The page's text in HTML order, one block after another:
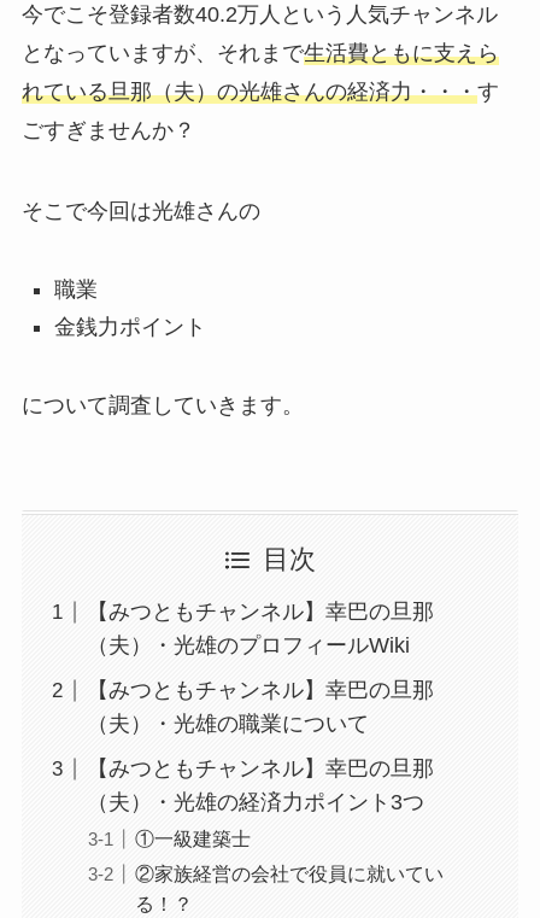
今でこそ登録者数40.2万人という人気チャンネル
となっていますが、それまで生活費ともに支えら
れている旦那（夫）の光雄さんの経済力・・・す
ごすぎませんか？
そこで今回は光雄さんの
職業
金銭力ポイント
について調査していきます。
目次
【みつともチャンネル】幸巴の旦那
（夫）・光雄のプロフィールWiki
【みつともチャンネル】幸巴の旦那
（夫）・光雄の職業について
【みつともチャンネル】幸巴の旦那
（夫）・光雄の経済力ポイント3つ
①一級建築士
②家族経営の会社で役員に就いてい
る！？